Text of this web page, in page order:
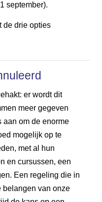
september).
de drie opties
er wordt dit
meer gegeven
aan om de enorme
mogelijk op te
met al hun
en cursussen, een
Een regeling die in
belangen van onze